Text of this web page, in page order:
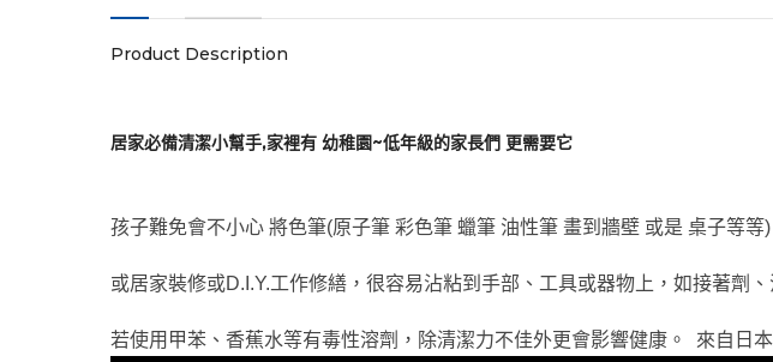
Product Description
居家必備清潔小幫手,家裡有 幼稚園~低年級的家長們 更需要它
孩子難免會不小心 將色筆(原子筆 彩色筆 蠟筆 油性筆 畫到牆壁 或是 桌子等等)
或居家裝修或D.I.Y.工作修繕，很容易沾粘到手部、工具或器物上，如接著劑
若使用甲苯、香蕉水等有毒性溶劑，除清潔力不佳外更會影響健康。 來自日